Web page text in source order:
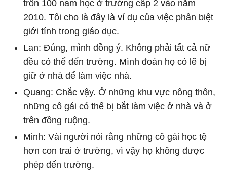
trôn 100 nam học ở trường cấp 2 vào năm
2010. Tôi cho là đây là ví dụ của việc phân biệt
giới tính trong giáo dục.
Lan: Đúng, mình đồng ý. Không phải tất cả nữ
đều có thể đến trường. Mình đoán họ có lẽ bị
giữ ở nhà để làm việc nhà.
Quang: Chắc vậy. Ở những khu vực nông thôn,
những cô gái có thể bị bắt làm việc ở nhà và ở
trên đồng ruộng.
Minh: Vài người nói rằng những cô gái học tệ
hơn con trai ở trường, vì vậy họ không được
phép đến trường.